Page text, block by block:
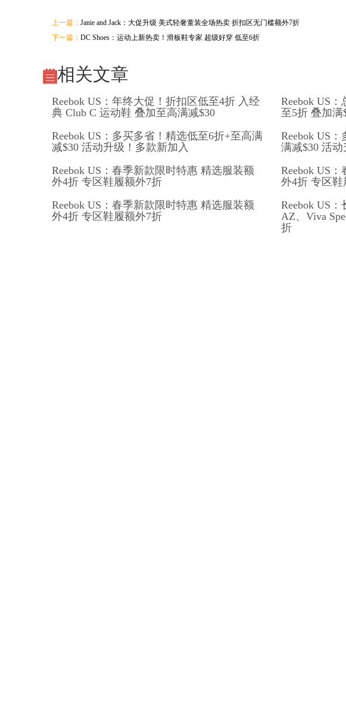
上一篇： Janie and Jack：大促升级 美式轻奢童装全场热卖 折扣区无门槛额外7折
下一篇： DC Shoes：运动上新热卖！滑板鞋专家 超级好穿 低至6折
相关文章
Reebok US：年终大促！折扣区低至4折 入经
典 Club C 运动鞋 叠加至高满减$30
Reebok US
至5折 叠加满
Reebok US：多买多省！精选低至6折+至高满
减$30 活动升级！多款新加入
Reebok US
满减$30 活
Reebok US：春季新款限时特惠 精选服装额
外4折 专区鞋履额外7折
Reebok US
外4折 专区鞋
Reebok US：春季新款限时特惠 精选服装额
外4折 专区鞋履额外7折
Reebok US
AZ、Viva
折